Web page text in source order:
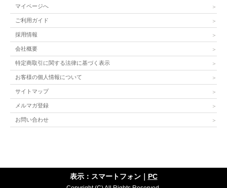
マイページへ
ご利用ガイド
採用情報
会社概要
特定商取引に関する法律に基づく表示
お客様の個人情報について
サイトマップ
メルマガ登録
お問い合わせ
表示：スマートフォン｜ PC